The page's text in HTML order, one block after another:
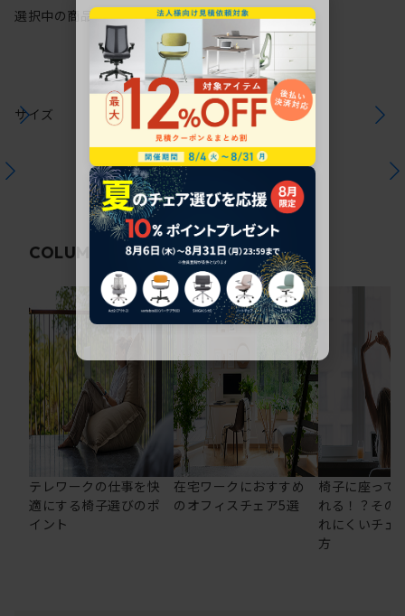
選択中の商品情報保証注意事項
サイズ
COLUMN 関連コラム
テレワークの仕事を快
適にする椅子選びのポ
イント
在宅ワークにおすすめ
のオフィスチェア5選
椅子に座って
れる！？その
れにくいチェ
方